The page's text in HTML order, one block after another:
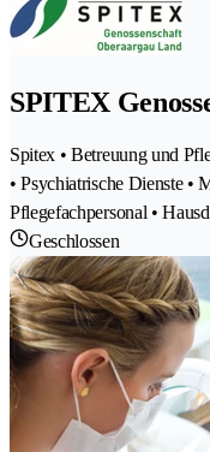
SPITEX
Spitex • Betreuung und
• Psychiatrische Dienste •
Pflegefachpersonal •
Geschlossen